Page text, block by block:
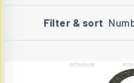
Filter & sort